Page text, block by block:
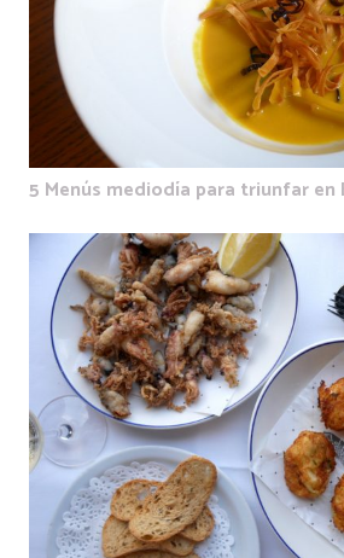
5 Menús mediodía para triunfar en